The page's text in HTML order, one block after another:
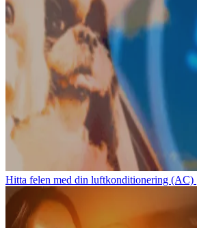
Hitta felen med din luftkonditionering (AC)